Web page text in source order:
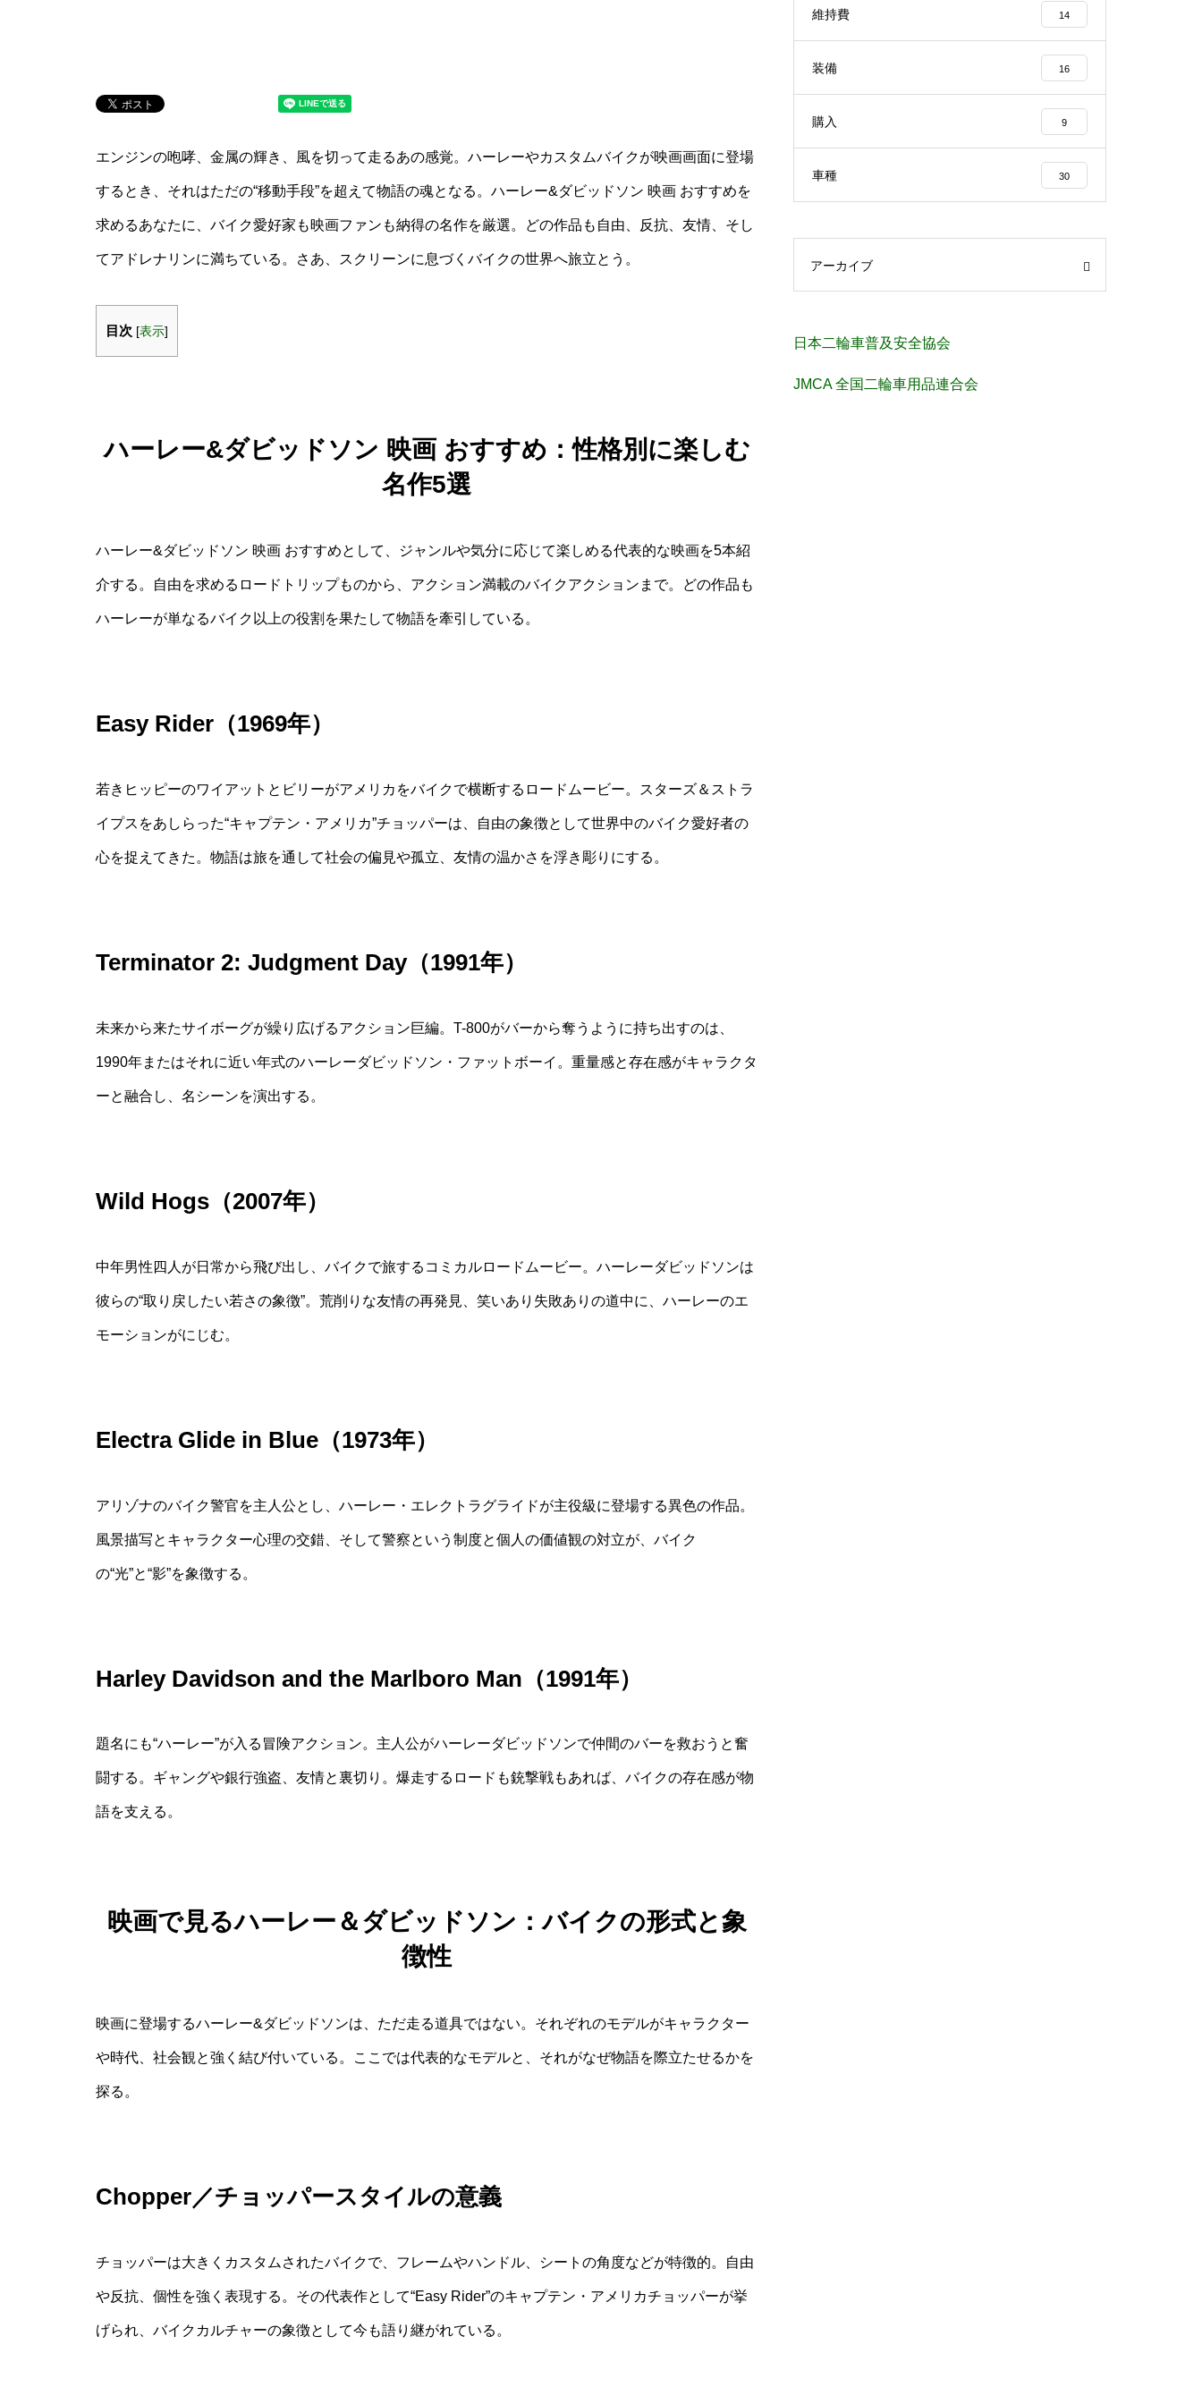
エンジンの咆哮、金属の輝き、風を切って走るあの感覚。ハーレーやカスタムバイクが映画画面に登場
するとき、それはただの“移動手段”を超えて物語の魂となる。ハーレー&ダビッドソン 映画 おすすめを
求めるあなたに、バイク愛好家も映画ファンも納得の名作を厳選。どの作品も自由、反抗、友情、そし
てアドレナリンに満ちている。さあ、スクリーンに息づくバイクの世界へ旅立とう。
目次 [表示]
ハーレー&ダビッドソン 映画 おすすめ：性格別に楽しむ
名作5選
ハーレー&ダビッドソン 映画 おすすめとして、ジャンルや気分に応じて楽しめる代表的な映画を5本紹
介する。自由を求めるロードトリップものから、アクション満載のバイクアクションまで。どの作品も
ハーレーが単なるバイク以上の役割を果たして物語を牽引している。
Easy Rider（1969年）
若きヒッピーのワイアットとビリーがアメリカをバイクで横断するロードムービー。スターズ＆ストラ
イプスをあしらった“キャプテン・アメリカ”チョッパーは、自由の象徴として世界中のバイク愛好者の
心を捉えてきた。物語は旅を通して社会の偏見や孤立、友情の温かさを浮き彫りにする。
Terminator 2: Judgment Day（1991年）
未来から来たサイボーグが繰り広げるアクション巨編。T-800がバーから奪うように持ち出すのは、
1990年またはそれに近い年式のハーレーダビッドソン・ファットボーイ。重量感と存在感がキャラクタ
ーと融合し、名シーンを演出する。
Wild Hogs（2007年）
中年男性四人が日常から飛び出し、バイクで旅するコミカルロードムービー。ハーレーダビッドソンは
彼らの“取り戻したい若さの象徴”。荒削りな友情の再発見、笑いあり失敗ありの道中に、ハーレーのエ
モーションがにじむ。
Electra Glide in Blue（1973年）
アリゾナのバイク警官を主人公とし、ハーレー・エレクトラグライドが主役級に登場する異色の作品。
風景描写とキャラクター心理の交錯、そして警察という制度と個人の価値観の対立が、バイク
の“光”と“影”を象徴する。
Harley Davidson and the Marlboro Man（1991年）
題名にも“ハーレー”が入る冒険アクション。主人公がハーレーダビッドソンで仲間のバーを救おうと奮
闘する。ギャングや銀行強盗、友情と裏切り。爆走するロードも銃撃戦もあれば、バイクの存在感が物
語を支える。
映画で見るハーレー＆ダビッドソン：バイクの形式と象
徴性
映画に登場するハーレー&ダビッドソンは、ただ走る道具ではない。それぞれのモデルがキャラクター
や時代、社会観と強く結び付いている。ここでは代表的なモデルと、それがなぜ物語を際立たせるかを
探る。
Chopper／チョッパースタイルの意義
チョッパーは大きくカスタムされたバイクで、フレームやハンドル、シートの角度などが特徴的。自由
や反抗、個性を強く表現する。その代表作として“Easy Rider”のキャプテン・アメリカチョッパーが挙
げられ、バイクカルチャーの象徴として今も語り継がれている。
維持費 14
装備 16
購入 9
車種 30
アーカイブ
日本二輪車普及安全協会
JMCA 全国二輪車用品連合会